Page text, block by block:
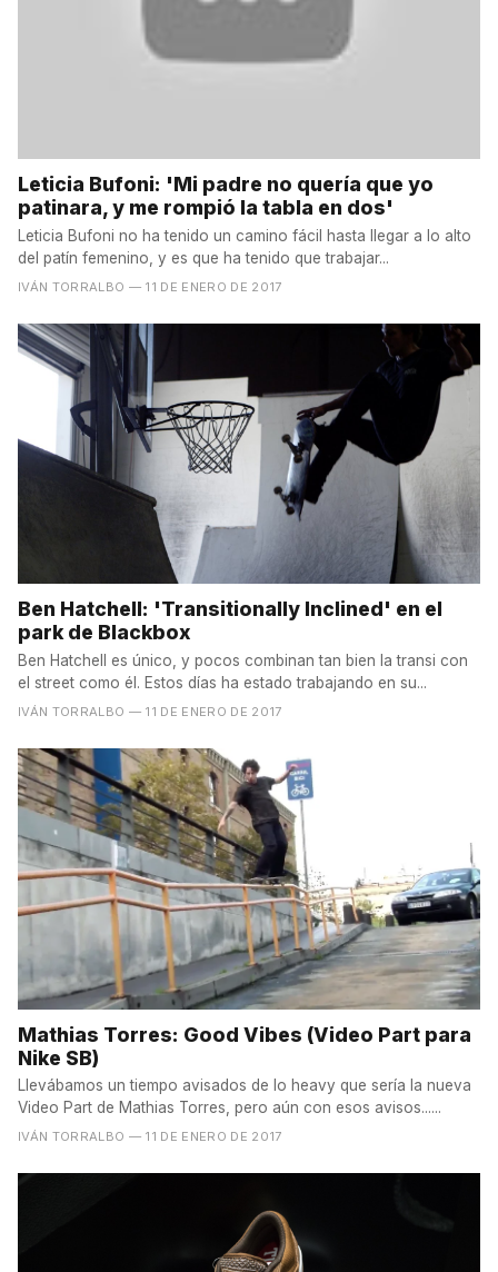
Leticia Bufoni: 'Mi padre no quería que yo
patinara, y me rompió la tabla en dos'
Leticia Bufoni no ha tenido un camino fácil hasta llegar a lo alto
del patín femenino, y es que ha tenido que trabajar...
IVÁN TORRALBO — 11 DE ENERO DE 2017
Ben Hatchell: 'Transitionally Inclined' en el
park de Blackbox
Ben Hatchell es único, y pocos combinan tan bien la transi con
el street como él. Estos días ha estado trabajando en su...
IVÁN TORRALBO — 11 DE ENERO DE 2017
Mathias Torres: Good Vibes (Video Part para
Nike SB)
Llevábamos un tiempo avisados de lo heavy que sería la nueva
Video Part de Mathias Torres, pero aún con esos avisos......
IVÁN TORRALBO — 11 DE ENERO DE 2017